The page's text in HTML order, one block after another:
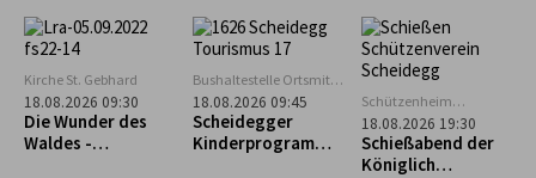
und staunen
Pfänder
Kirche St. Gebhard
18.08.2026 09:30
Die Wunder des
Waldes -
Bushaltestelle Ortsmitte
Scheidegg
18.08.2026 09:45
Scheidegger
Kinderprogramm:
Schützenheim
Scheidegg
(ehem. Lokschuppen)
18.08.2026 19:30
Schießabend der
Königlich